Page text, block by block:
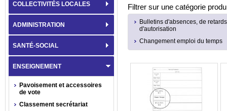
Filtrer sur une catégorie
Bulletins d'absences, de
d'autorisation
Changement emploi du temps
COLLECTIVITÉS LOCALES
ADMINISTRATION
SANTÉ-SOCIAL
ENSEIGNEMENT
Pavoisement et accessoires
de vote
Classement secrétariat